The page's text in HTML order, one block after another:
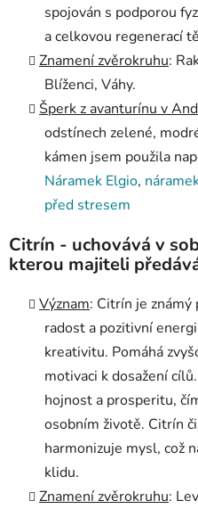
spojován s podporou
a celkovou regenerací
Znamení zvěrokruhu:
Blíženci, Váhy.
Šperk z avanturínu v
odstínech zelené,
kámen jsem použila
Náramek Elgio,
před stresem
Citrín - uchovává v
kterou majiteli
Význam: Citrín je
radost a pozitivní
kreativitu. Pomáhá
motivaci k dosažení
hojnost a prosperitu,
osobním životě. Citrín
harmonizuje mysl, což
klidu.
Znamení zvěrokruhu: